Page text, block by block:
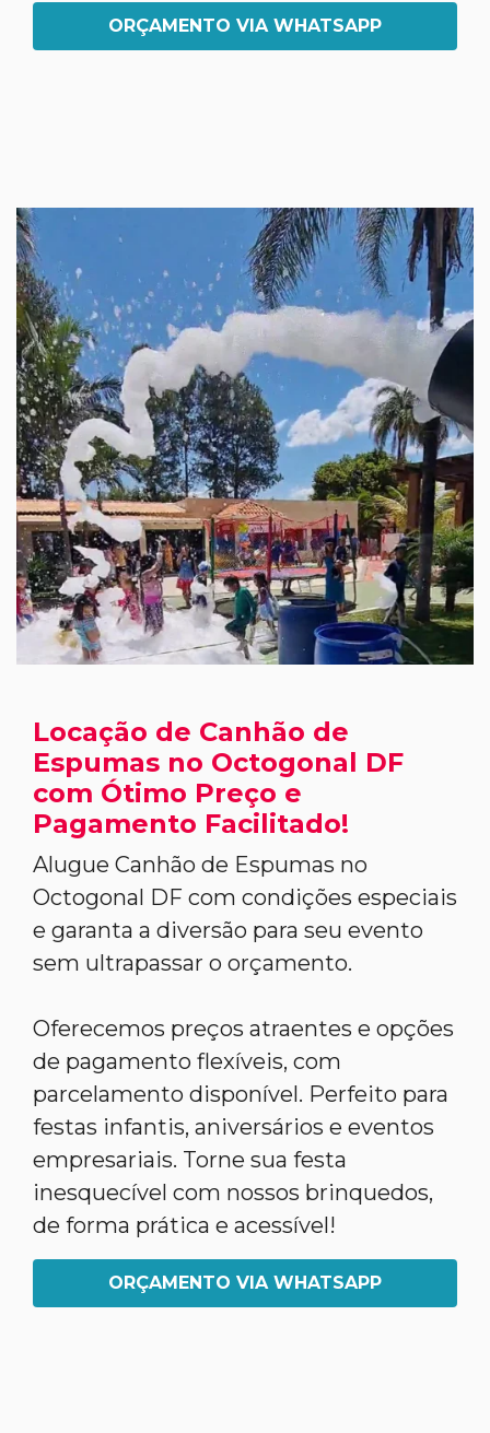
ORÇAMENTO VIA WHATSAPP
Locação de Canhão de
Espumas no Octogonal DF
com Ótimo Preço e
Pagamento Facilitado!
Alugue Canhão de Espumas no
Octogonal DF com condições especiais
e garanta a diversão para seu evento
sem ultrapassar o orçamento.
Oferecemos preços atraentes e opções
de pagamento flexíveis, com
parcelamento disponível. Perfeito para
festas infantis, aniversários e eventos
empresariais. Torne sua festa
inesquecível com nossos brinquedos,
de forma prática e acessível!
ORÇAMENTO VIA WHATSAPP